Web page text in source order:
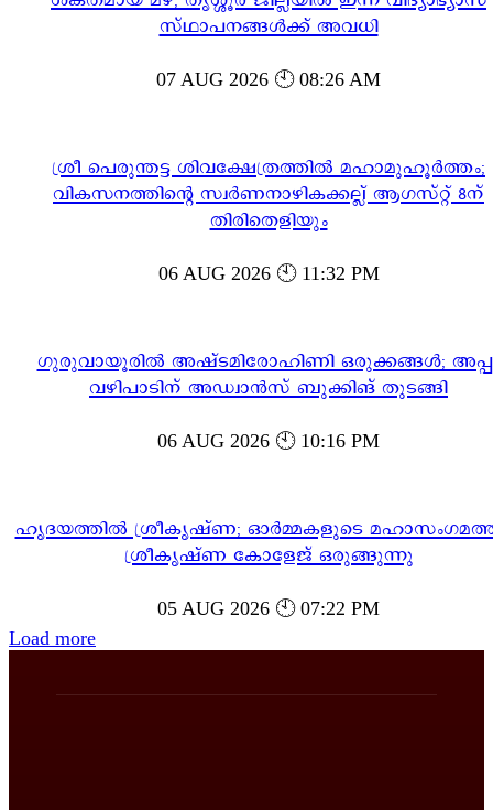
സ്ഥാപനങ്ങൾക്ക് അവധി
07 AUG 2026 🕙 08:26 AM
ശ്രീ പെരുന്തട്ട ശിവക്ഷേത്രത്തിൽ മഹാമുഹൂർത്തം;
വികസനത്തിന്റെ സ്വർണനാഴികക്കല്ല് ആഗസ്റ്റ് 8ന്
തിരിതെളിയും
06 AUG 2026 🕙 11:32 PM
ഗുരുവായൂരിൽ അഷ്ടമിരോഹിണി ഒരുക്കങ്ങൾ;
വഴിപാടിന് അഡ്വാൻസ് ബുക്കിങ് തുടങ്ങി
06 AUG 2026 🕙 10:16 PM
ഹൃദയത്തിൽ ശ്രീകൃഷ്ണ; ഓർമ്മകളുടെ
ശ്രീകൃഷ്ണ കോളേജ് ഒരുങ്ങുന്നു
05 AUG 2026 🕙 07:22 PM
Load more